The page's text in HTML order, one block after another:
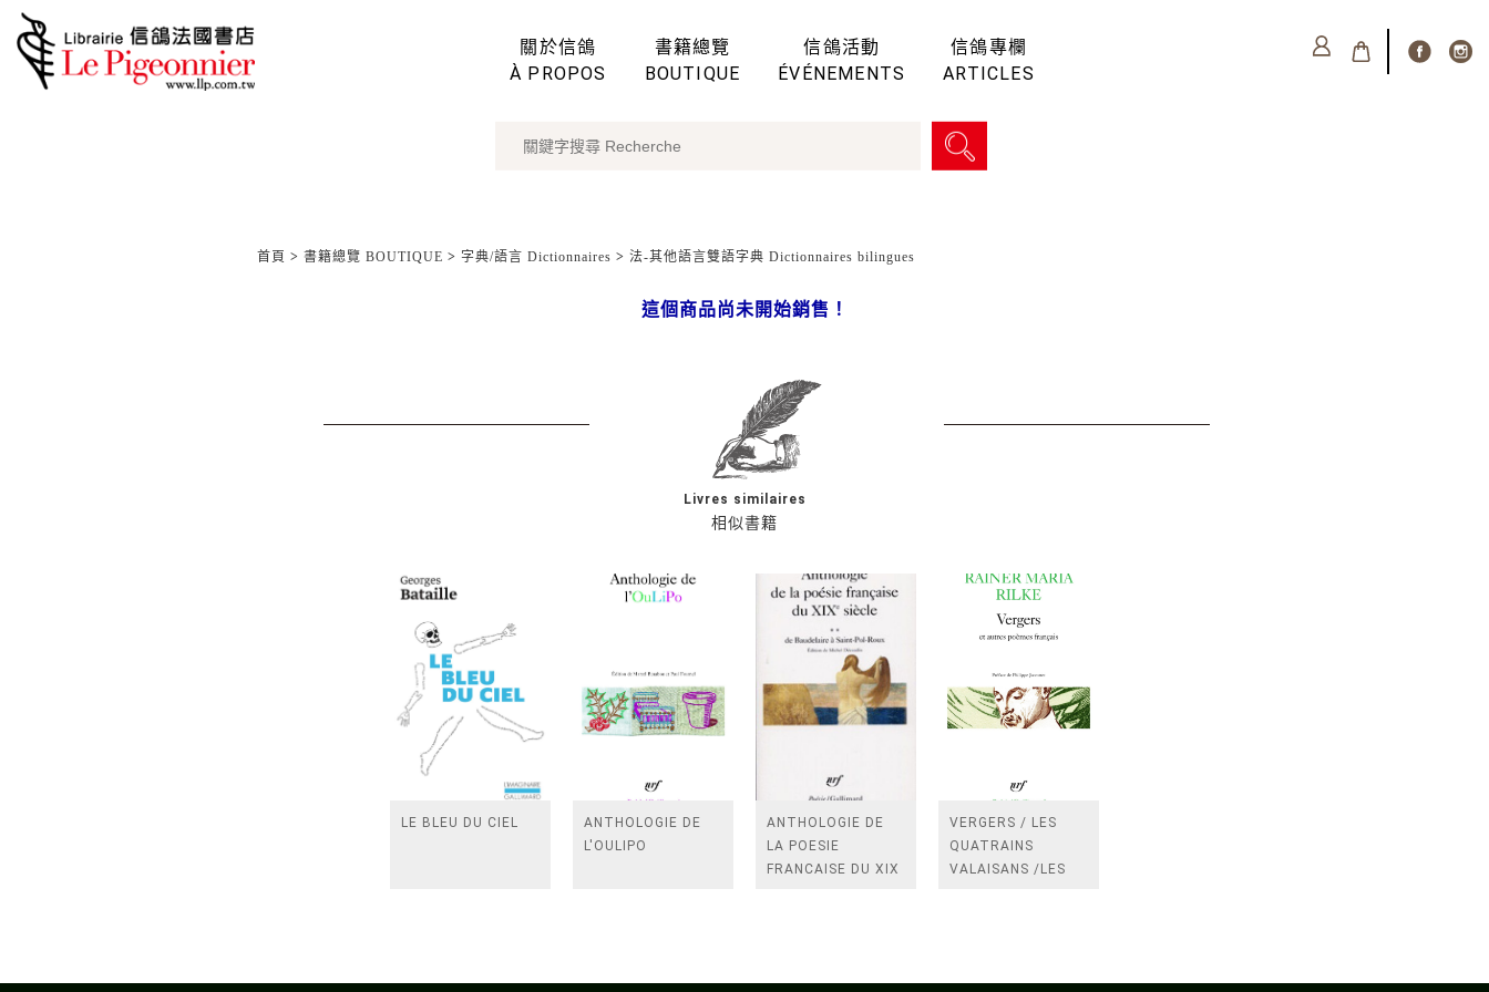
關於信鴿
À PROPOS
書籍總覽
BOUTIQUE
信鴿活動
ÉVÉNEMENTS
信鴿專欄
ARTICLES
首頁 > 書籍總覽 BOUTIQUE > 字典/語言 Dictionnaires > 法-其他語言雙語字典 Dictionnaires bilingues
這個商品尚未開始銷售！
相似書籍
Livres similaires
LE BLEU DU CIEL
ANTHOLOGIE DE
L'OULIPO
ANTHOLOGIE DE
LA POESIE
FRANCAISE DU XIX
VERGERS / LES
QUATRAINS
VALAISANS /LES